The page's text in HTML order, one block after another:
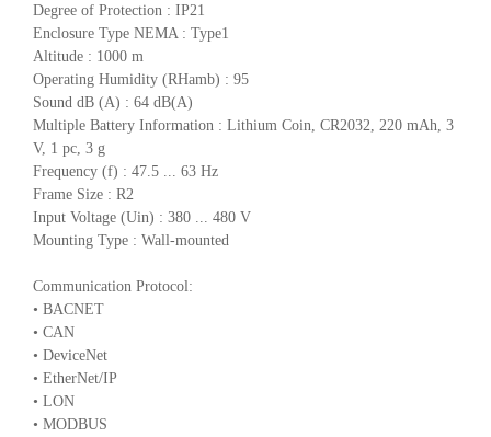
Degree of Protection : IP21
Enclosure Type NEMA : Type1
Altitude : 1000 m
Operating Humidity (RHamb) : 95
Sound dB (A) : 64 dB(A)
Multiple Battery Information : Lithium Coin, CR2032, 220 mAh, 3
V, 1 pc, 3 g
Frequency (f) : 47.5 ... 63 Hz
Frame Size : R2
Input Voltage (Uin) : 380 ... 480 V
Mounting Type : Wall-mounted
Communication Protocol:
• BACNET
• CAN
• DeviceNet
• EtherNet/IP
• LON
• MODBUS